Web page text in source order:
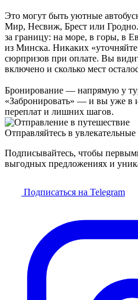
Это могут быть уютные
Мир, Несвиж, Брест или
за границу: на море, в горы, в
из Минска. Никаких
сюрпризов при оплате. Вы
включено и сколько мест
Бронирование — напрямую у
«Забронировать» — и вы уже в
переплат и лишних шагов.
Отправляйтесь в
Подписывайтесь, чтобы
выгодных предложениях и
Подписаться на Telegram